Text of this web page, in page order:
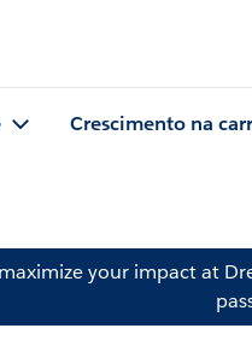
Crescimento na
your impact at